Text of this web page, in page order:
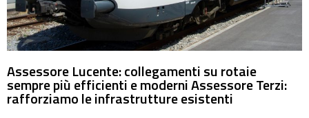
Assessore Lucente: collegamenti su rotaie
sempre più efficienti e moderni Assessore Terzi:
rafforziamo le infrastrutture esistenti